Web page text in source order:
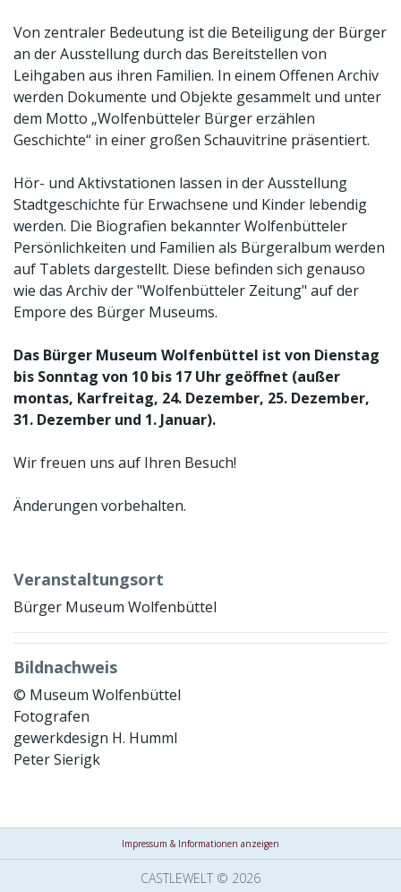
Von zentraler Bedeutung ist die Beteiligung der Bürger
an der Ausstellung durch das Bereitstellen von
Leihgaben aus ihren Familien. In einem Offenen Archiv
werden Dokumente und Objekte gesammelt und unter
dem Motto „Wolfenbütteler Bürger erzählen
Geschichte“ in einer großen Schauvitrine präsentiert.
Hör- und Aktivstationen lassen in der Ausstellung
Stadtgeschichte für Erwachsene und Kinder lebendig
werden. Die Biografien bekannter Wolfenbütteler
Persönlichkeiten und Familien als Bürgeralbum werden
auf Tablets dargestellt. Diese befinden sich genauso
wie das Archiv der "Wolfenbütteler Zeitung" auf der
Empore des Bürger Museums.
Das Bürger Museum Wolfenbüttel ist von Dienstag
bis Sonntag von 10 bis 17 Uhr geöffnet (außer
montas, Karfreitag, 24. Dezember, 25. Dezember,
31. Dezember und 1. Januar).
Wir freuen uns auf Ihren Besuch!
Änderungen vorbehalten.
Veranstaltungsort
Bürger Museum Wolfenbüttel
Bildnachweis
© Museum Wolfenbüttel
Fotografen
gewerkdesign H. Humml
Peter Sierigk
Impressum & Informationen anzeigen
CASTLEWELT © 2026